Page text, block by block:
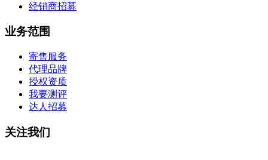
经销商招募
业务范围
寄售服务
代理品牌
授权资质
我要测评
达人招募
关注我们